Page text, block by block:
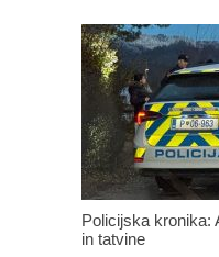
Policijska kronika:
in tatvine